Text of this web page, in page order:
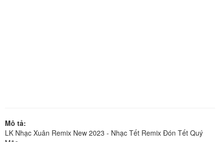
Mô tả:
LK Nhạc Xuân Remix New 2023 - Nhạc Tết Remix Đón Tết Quý